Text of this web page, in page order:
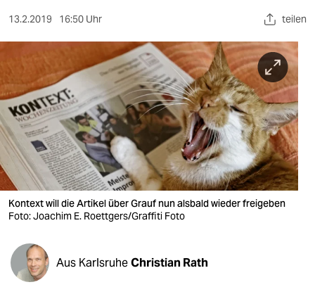
sport
berlin
nord
wahrheit
verlag
verlag
veranstaltungen
fragen & hilfe
unterstützen
13.2.2019 16:50 Uhr teilen
Kontext will die Artikel über Grauf nun alsbald wieder freigeben
Foto: Joachim E. Roettgers/Graffiti Foto
Aus KarlsruheChristian Rath